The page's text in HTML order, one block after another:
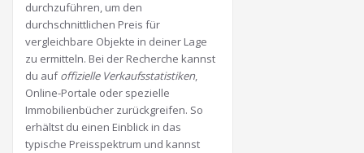
durchzuführen, um den
durchschnittlichen Preis für
vergleichbare Objekte in deiner Lage
zu ermitteln. Bei der Recherche kannst
du aufoffizielle Verkaufsstatistiken,
Online-Portale oder spezielle
Immobilienbücher zurückgreifen. So
erhältst du einen Einblick in das
typische Preisspektrum und kannst